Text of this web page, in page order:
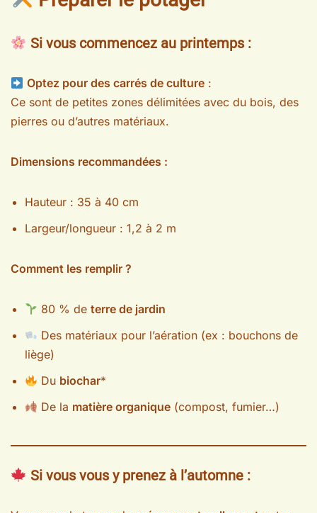
Si vous commencez au printemps:
Optez pour des carrés de culture :
Ce sont de petites zones délimitées avec du bois, des
pierres ou d’autres matériaux.
Dimensions recommandées :
Hauteur : 35 à 40 cm
Largeur/longueur : 1,2 à 2 m
Comment les remplir ?
80 % deterre de jardin
Des matériaux pour l’aération (ex : bouchons de
liège)
Du biochar*
De la matière organique (compost, fumier…)
Si vous vous y prenez à l’automne: